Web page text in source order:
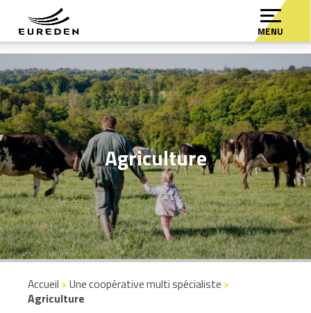
MENU
Agriculture
Accueil >Une coopérative multi spécialiste >
Agriculture